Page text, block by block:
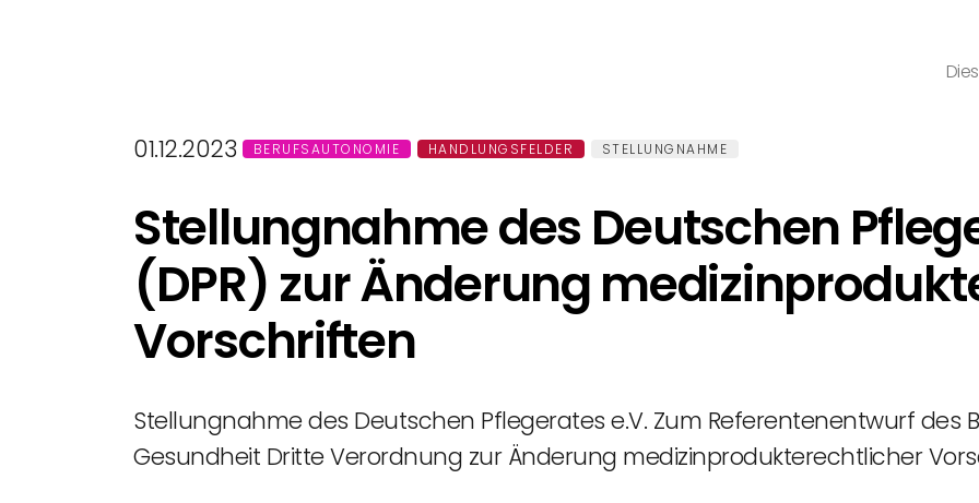
01.12.2023 BERUFSAUTONOMIE HANDLUNGSFELDER STELLUNGNAHME
Stellungnahme des Deutschen
(DPR) zur Änderung
Vorschriften
Stellungnahme des Deutschen Pflegerates e.V. Zum Referentenentwurf des
Gesundheit Dritte Verordnung zur Änderung medizinprodukterechtlicher